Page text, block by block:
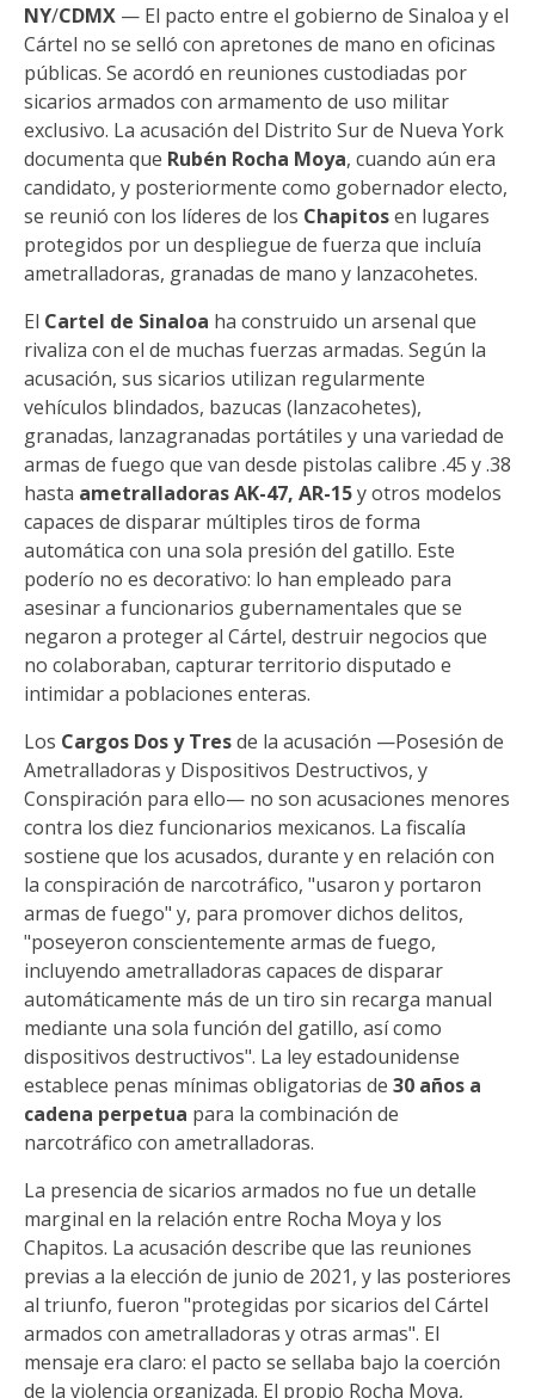
NY/CDMX — El pacto entre el gobierno de Sinaloa y el
Cártel no se selló con apretones de mano en oficinas
públicas. Se acordó en reuniones custodiadas por
sicarios armados con armamento de uso militar
exclusivo. La acusación del Distrito Sur de Nueva York
documenta que Rubén Rocha Moya, cuando aún era
candidato, y posteriormente como gobernador electo,
se reunió con los líderes de los Chapitosen lugares
protegidos por un despliegue de fuerza que incluía
ametralladoras, granadas de mano y lanzacohetes.
El Cartel de Sinaloa ha construido un arsenal que
rivaliza con el de muchas fuerzas armadas. Según la
acusación, sus sicarios utilizan regularmente
vehículos blindados, bazucas (lanzacohetes),
granadas, lanzagranadas portátiles y una variedad de
armas de fuego que van desde pistolas calibre .45 y .38
hasta ametralladoras AK-47, AR-15y otros modelos
capaces de disparar múltiples tiros de forma
automática con una sola presión del gatillo. Este
poderío no es decorativo: lo han empleado para
asesinar a funcionarios gubernamentales que se
negaron a proteger al Cártel, destruir negocios que
no colaboraban, capturar territorio disputado e
intimidar a poblaciones enteras.
Los Cargos Dos y Tresde la acusación —Posesión de
Ametralladoras y Dispositivos Destructivos, y
Conspiración para ello— no son acusaciones menores
contra los diez funcionarios mexicanos. La fiscalía
sostiene que los acusados, durante y en relación con
la conspiración de narcotráfico, "usaron y portaron
armas de fuego" y, para promover dichos delitos,
"poseyeron conscientemente armas de fuego,
incluyendo ametralladoras capaces de disparar
automáticamente más de un tiro sin recarga manual
mediante una sola función del gatillo, así como
dispositivos destructivos". La ley estadounidense
establece penas mínimas obligatorias de 30 años a
cadena perpetua para la combinación de
narcotráfico con ametralladoras.
La presencia de sicarios armados no fue un detalle
marginal en la relación entre Rocha Moya y los
Chapitos. La acusación describe que las reuniones
previas a la elección de junio de 2021, y las posteriores
al triunfo, fueron "protegidas por sicarios del Cártel
armados con ametralladoras y otras armas". El
mensaje era claro: el pacto se sellaba bajo la coerción
de la violencia organizada. El propio Rocha Moya,